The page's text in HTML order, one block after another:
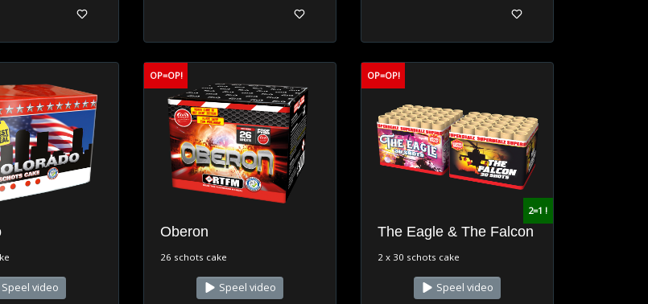
Speel video
OP=OP!
Oberon
26 schots cake
Speel video
OP=OP!
2=1 !
The Eagle & The Falcon
2 x 30 schots cake
Speel video